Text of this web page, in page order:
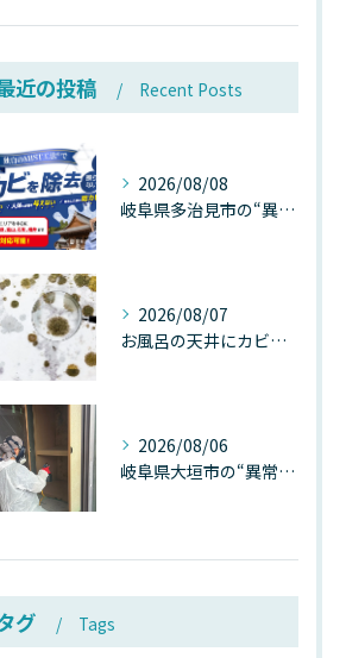
近の投稿 Recent Posts
2026/08/08
岐阜県多治見市の“異常な高温”が建物内部を破壊する──深層カビが急増する危険な温度差の正体
2026/08/07
お風呂の天井にカビが生えたら要注意！2026年8月の猛暑・高湿度で急増する浴室カビの原因と正しい対策
2026/08/06
岐阜県大垣市の“異常に高い気温”が建物内部を腐らせる──深層カビが爆発的に増える本当の理由
グ Tags